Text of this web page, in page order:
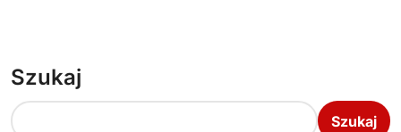
Szukaj
Szukaj